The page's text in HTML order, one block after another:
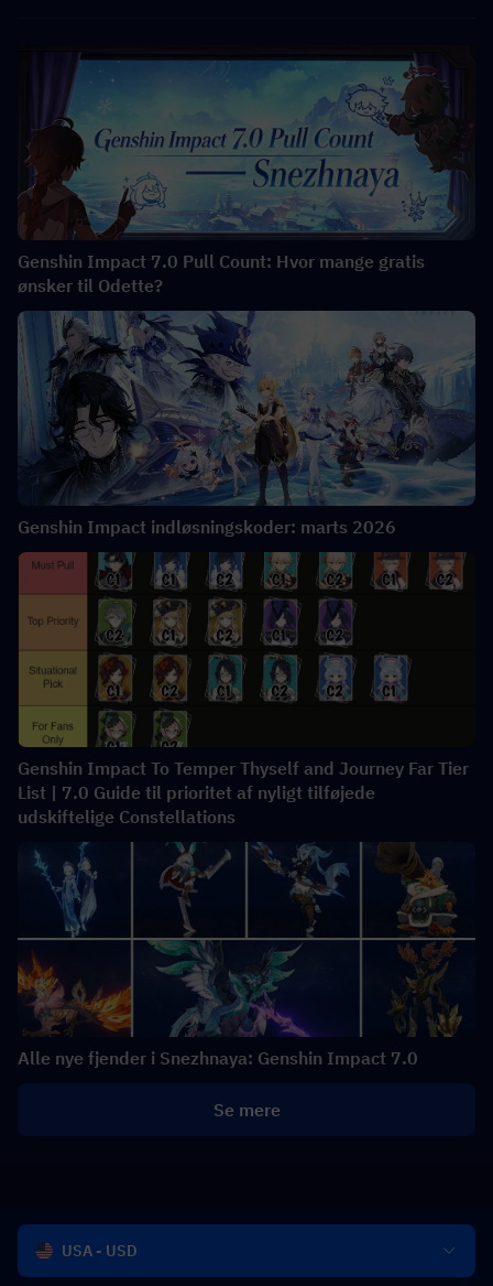
Genshin Impact 7.0 Pull Count: Hvor mange gratis
ønsker til Odette?
Genshin Impact indløsningskoder: marts 2026
Genshin Impact To Temper Thyself and Journey Far Tier
List | 7.0 Guide til prioritet af nyligt tilføjede
udskiftelige Constellations
Alle nye fjender i Snezhnaya: Genshin Impact 7.0
Se mere
USA - USD